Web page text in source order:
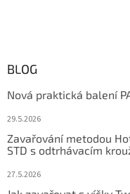
BLOG
Nová praktická balení
29.5.2026
Zavařování metodou
STD s odtrhávacím
27.5.2026